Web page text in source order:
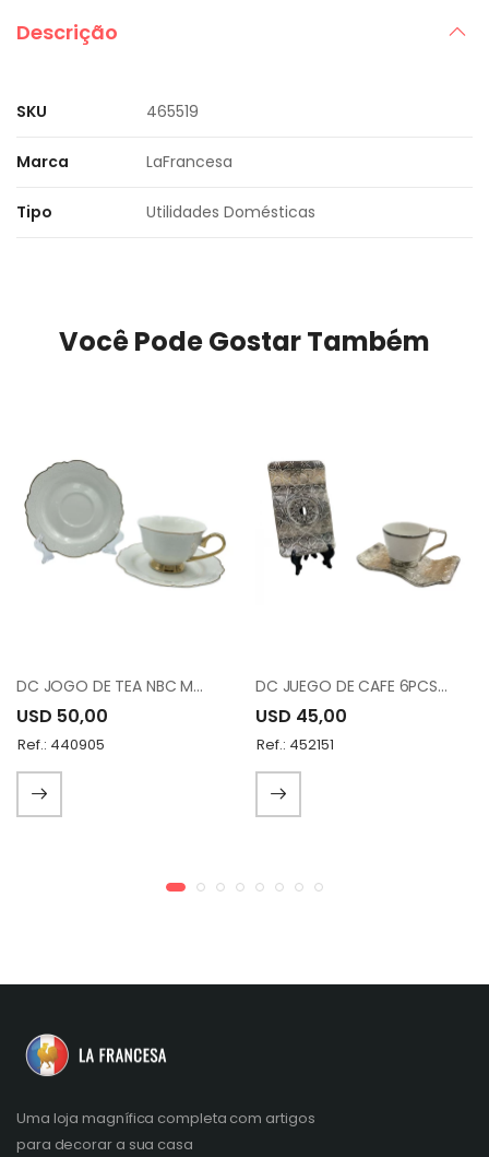
Descrição
SKU 465519
Marca LaFrancesa
Tipo Utilidades Domésticas
Você Pode Gostar Também
DC JOGO DE TEA NBC MA010012-DS17B189-S6
USD 50,00
Ref.: 440905
DC JUEGO DE CAFE 6PCS 12-015-K6 -19
USD 45,00
Ref.: 452151
Uma loja magnífica completa com artigos
para decorar a sua casa